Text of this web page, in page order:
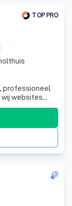
TOP PRO
professioneel
wij websites
die gewoon een
beloftes. ✅